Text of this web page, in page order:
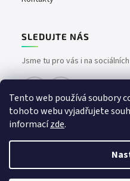
Tento web používá soubory
tohoto webu vyjadřujete
informacízde.
SLEDUJTE NÁS
Jsme tu pro vás i na